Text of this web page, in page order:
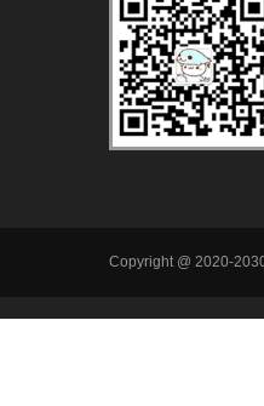
Copyright @ 2020-